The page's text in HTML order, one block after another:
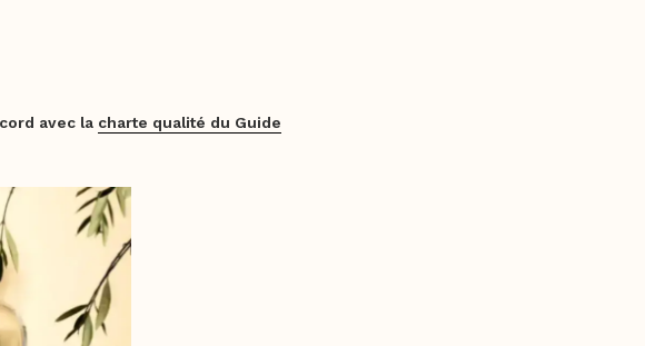
avec la charte qualité du Guide